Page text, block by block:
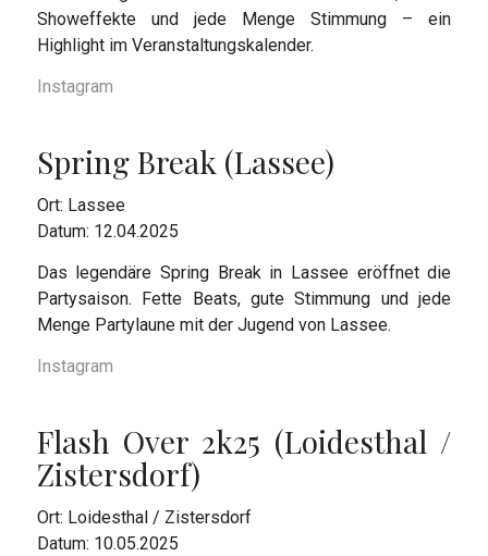
Showeffekte und jede Menge Stimmung – ein
Highlight im Veranstaltungskalender.
Instagram
Spring Break (Lassee)
Ort: Lassee
Datum: 12.04.2025
Das legendäre Spring Break in Lassee eröffnet die
Partysaison. Fette Beats, gute Stimmung und jede
Menge Partylaune mit der Jugend von Lassee.
Instagram
Flash Over 2k25 (Loidesthal /
Zistersdorf)
Ort: Loidesthal / Zistersdorf
Datum: 10.05.2025